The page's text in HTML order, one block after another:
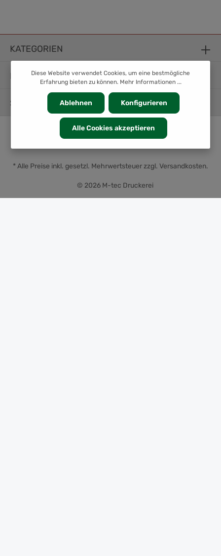
KATEGORIEN
INFORMATION
SERVICE
© 2026 M-tec Druckerei
* Alle Preise inkl. gesetzl. Mehrwertsteuer zzgl. Versandkosten.
Diese Website verwendet Cookies, um eine bestmögliche
Erfahrung bieten zu können. Mehr Informationen ...
Ablehnen Konfigurieren
Alle Cookies akzeptieren